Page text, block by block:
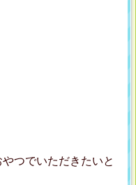
つでいただきたいと